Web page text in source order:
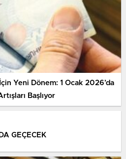
Yeni Dönem: 1 Ocak 2026’da
Başlıyor
GEÇECEK